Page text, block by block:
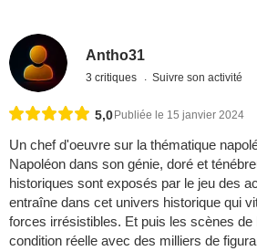
Antho31
3 critiques Suivre son activité
5,0 Publiée le 15 janvier 2024
Un chef d'oeuvre sur la thématique
Napoléon dans son génie, doré et
historiques sont exposés par le jeu des
entraîne dans cet univers historique qui
forces irrésistibles. Et puis les scènes de
condition réelle avec des milliers de